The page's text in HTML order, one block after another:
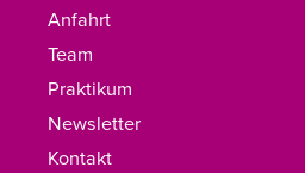
Anfahrt
Team
Praktikum
Newsletter
Kontakt